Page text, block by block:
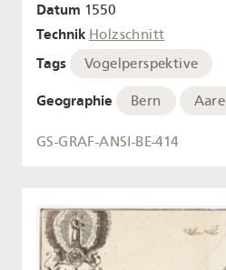
Datum 1550
Technik Holzschnitt
Tags Vogelperspektive
Geographie Bern Aare
GS-GRAF-ANSI-BE-414